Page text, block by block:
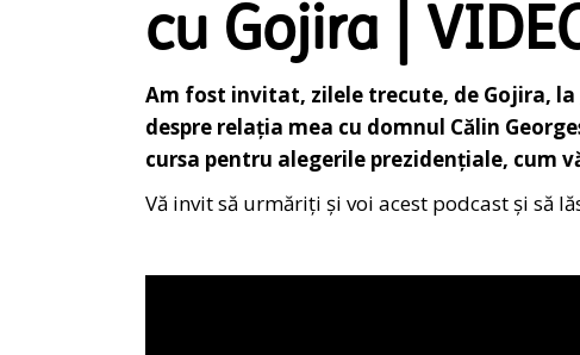
cu Gojira |
Am fost invitat, zilele trecute, de Gojira, la
despre relația mea cu domnul Călin
cursa pentru alegerile prezidențiale, cum
Vă invit să urmăriți și voi acest podcast și să